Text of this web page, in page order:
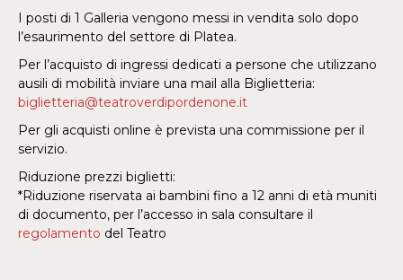
I posti di 1 Galleria vengono messi in vendita solo dopo
l’esaurimento del settore di Platea.
Per l’acquisto di ingressi dedicati a persone che utilizzano
ausili di mobilità inviare una mail alla Biglietteria:
biglietteria@teatroverdipordenone.it
Per gli acquisti online è prevista una commissione per il
servizio.
Riduzione prezzi biglietti:
*Riduzione riservata ai bambini fino a 12 anni di età muniti
di documento, per l’accesso in sala consultare il
regolamento del Teatro